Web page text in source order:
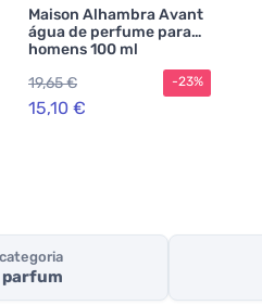
Maison Alhambra Avant
água de perfume para
homens 100 ml
19,65 €
15,10 €
-23%
parfum